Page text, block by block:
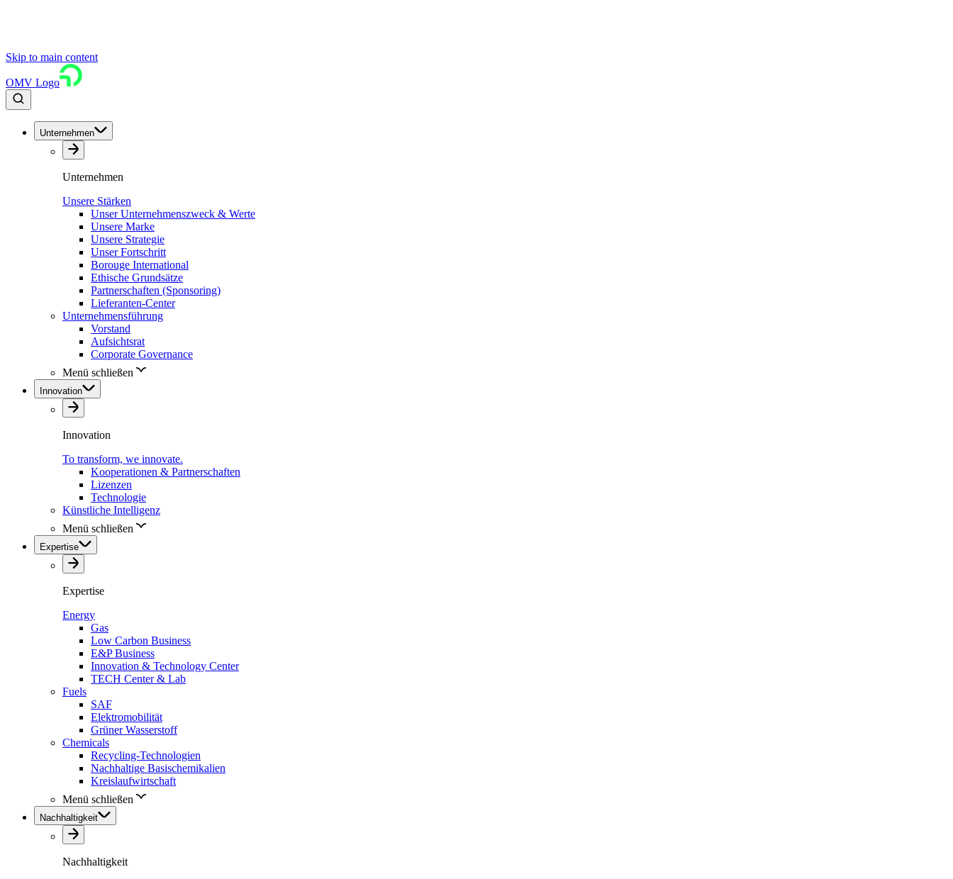
Skip to main content
OMV Logo
Unternehmen
Unternehmen
Unsere Stärken
Unser Unternehmenszweck & Werte
Unsere Marke
Unsere Strategie
Unser Fortschritt
Borouge International
Ethische Grundsätze
Partnerschaften (Sponsoring)
Lieferanten-Center
Unternehmensführung
Vorstand
Aufsichtsrat
Corporate Governance
Menü schließen
Innovation
Innovation
To transform, we innovate.
Kooperationen & Partnerschaften
Lizenzen
Technologie
Künstliche Intelligenz
Menü schließen
Expertise
Expertise
Energy
Gas
Low Carbon Business
E&P Business
Innovation & Technology Center
TECH Center & Lab
Fuels
SAF
Elektromobilität
Grüner Wasserstoff
Chemicals
Recycling-Technologien
Nachhaltige Basischemikalien
Kreislaufwirtschaft
Menü schließen
Nachhaltigkeit
Nachhaltigkeit